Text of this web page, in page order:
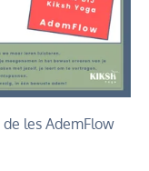
les AdemFlow